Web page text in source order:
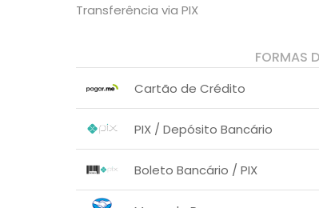
Transferência via PIX
FORMAS
Cartão de Crédito
2x sem juros de R$ 419,95
4x com juros de R$ 230,03
PIX / Depósito Bancário
....
Boleto Bancário / PIX